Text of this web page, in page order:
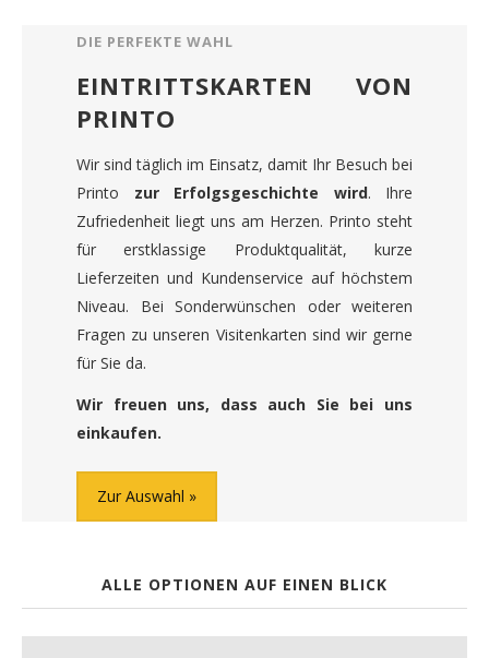
DIE PERFEKTE WAHL
EINTRITTSKARTEN VON
PRINTO
Wir sind täglich im Einsatz, damit Ihr Besuch bei
Printo zur Erfolgsgeschichte wird. Ihre
Zufriedenheit liegt uns am Herzen. Printo steht
für erstklassige Produktqualität, kurze
Lieferzeiten und Kundenservice auf höchstem
Niveau. Bei Sonderwünschen oder weiteren
Fragen zu unseren Visitenkarten sind wir gerne
für Sie da.
Wir freuen uns, dass auch Sie bei uns
einkaufen.
Zur Auswahl
ALLE OPTIONEN AUF EINEN BLICK